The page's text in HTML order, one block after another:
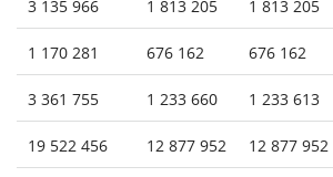
3 135 966 1 813 205 1 813 205
1 170 281 676 162 676 162
3 361 755 1 233 660 1 233 613
19 522 456 12 877 952 12 877 952